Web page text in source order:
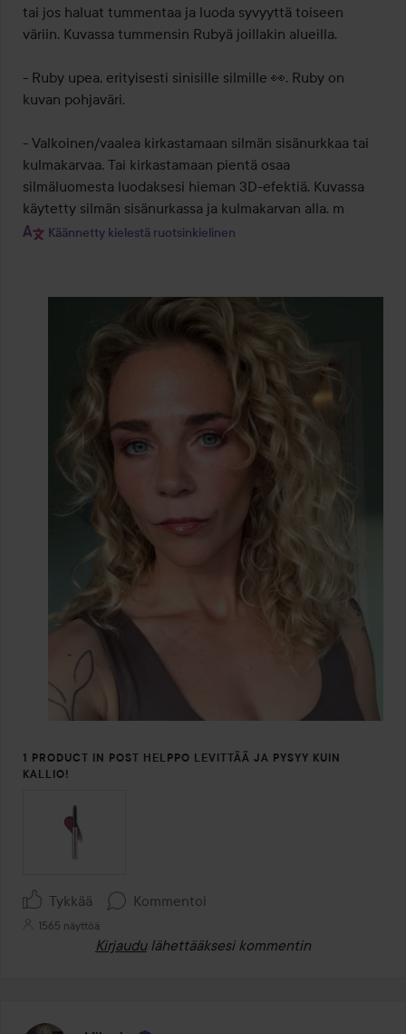
tai jos haluat tummentaa ja luoda syvyyttä toiseen
väriin. Kuvassa tummensin Rubyä joillakin alueilla.
- Ruby upea, erityisesti sinisille silmille 👀. Ruby on
kuvan pohjaväri.
- Valkoinen/vaalea kirkastamaan silmän sisänurkkaa tai
kulmakarvaa. Tai kirkastamaan pientä osaa
silmäluomesta luodaksesi hieman 3D-efektiä. Kuvassa
käytetty silmän sisänurkassa ja kulmakarvan alla. m
Käännetty kielestä ruotsinkielinen
1 PRODUCT IN POST HELPPO LEVITTÄÄ JA PYSYY KUIN
KALLIO!
Tykkää Kommentoi
1565 näyttöä
Kirjaudu lähettääksesi kommentin